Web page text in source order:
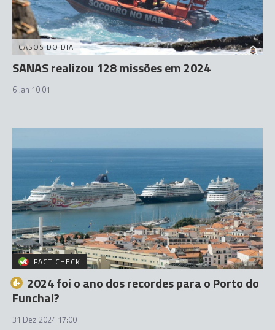
CASOS DO DIA
SANAS realizou 128 missões em 2024
6 Jan 10:01
FACT CHECK
2024 foi o ano dos recordes para o Porto do
Funchal?
31 Dez 2024 17:00